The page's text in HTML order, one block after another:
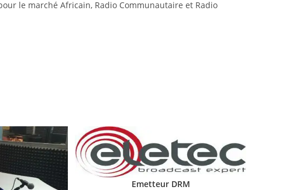
le marché Africain, Radio Communautaire et Radio
Emetteur DRM